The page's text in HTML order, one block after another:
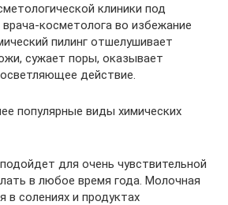
клиники под
косметолога во избежание
пилинг отшелушивает
сужает поры, оказывает
действие.
популярные виды химических
подойдет для очень чувствительной
в любое время года. Молочная
в солениях и продуктах